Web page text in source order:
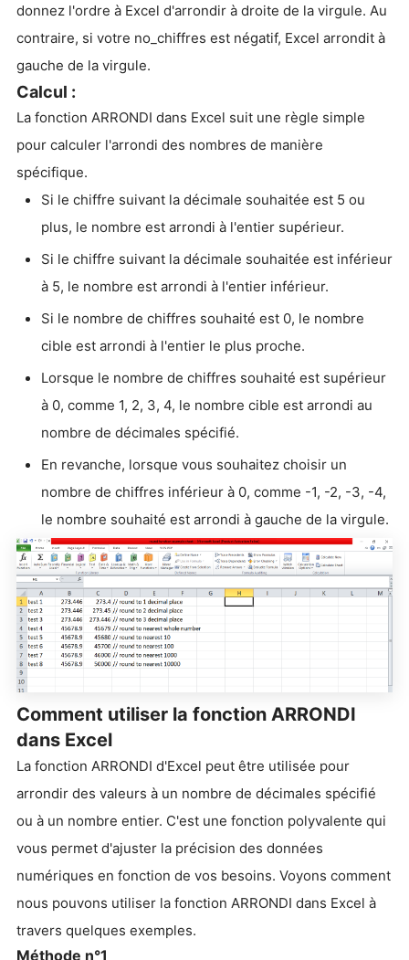
donnez l'ordre à Excel d'arrondir à droite de la virgule. Au
contraire, si votre no_chiffres est négatif, Excel arrondit à
gauche de la virgule.
Calcul :
La fonction ARRONDI dans Excel suit une règle simple
pour calculer l'arrondi des nombres de manière
spécifique.
Si le chiffre suivant la décimale souhaitée est 5 ou
plus, le nombre est arrondi à l'entier supérieur.
Si le chiffre suivant la décimale souhaitée est inférieur
à 5, le nombre est arrondi à l'entier inférieur.
Si le nombre de chiffres souhaité est 0, le nombre
cible est arrondi à l'entier le plus proche.
Lorsque le nombre de chiffres souhaité est supérieur
à 0, comme 1, 2, 3, 4, le nombre cible est arrondi au
nombre de décimales spécifié.
En revanche, lorsque vous souhaitez choisir un
nombre de chiffres inférieur à 0, comme -1, -2, -3, -4,
le nombre souhaité est arrondi à gauche de la virgule.
Comment utiliser la fonction ARRONDI
dans Excel
La fonction ARRONDI d'Excel peut être utilisée pour
arrondir des valeurs à un nombre de décimales spécifié
ou à un nombre entier. C'est une fonction polyvalente qui
vous permet d'ajuster la précision des données
numériques en fonction de vos besoins. Voyons comment
nous pouvons utiliser la fonction ARRONDI dans Excel à
travers quelques exemples.
Méthode n°1